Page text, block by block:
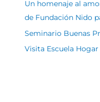
Un homenaje al
de Fundación Nido
Seminario Buenas
Visita Escuela